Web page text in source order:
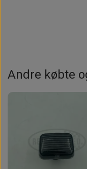
Andre købte